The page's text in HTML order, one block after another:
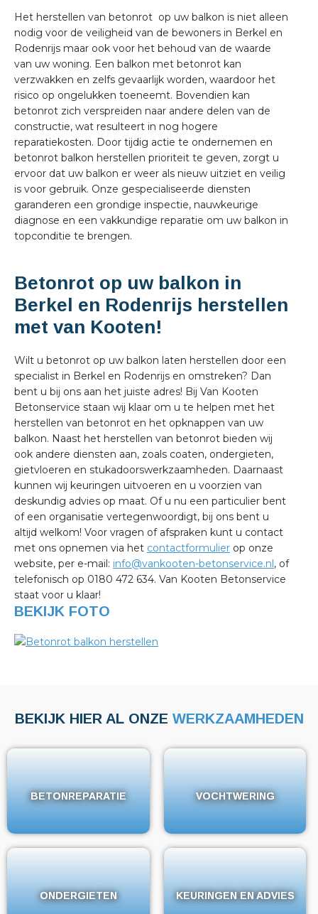
Het herstellen van betonrot op uw balkon is niet alleen
nodig voor de veiligheid van de bewoners in Berkel en
Rodenrijs maar ook voor het behoud van de waarde
van uw woning. Een balkon met betonrot kan
verzwakken en zelfs gevaarlijk worden, waardoor het
risico op ongelukken toeneemt. Bovendien kan
betonrot zich verspreiden naar andere delen van de
constructie, wat resulteert in nog hogere
reparatiekosten. Door tijdig actie te ondernemen en
betonrot balkon herstellen prioriteit te geven, zorgt u
ervoor dat uw balkon er weer als nieuw uitziet en veilig
is voor gebruik. Onze gespecialiseerde diensten
garanderen een grondige inspectie, nauwkeurige
diagnose en een vakkundige reparatie om uw balkon in
topconditie te brengen.
Betonrot op uw balkon in
Berkel en Rodenrijs herstellen
met van Kooten!
Wilt u betonrot op uw balkon laten herstellen door een
specialist in Berkel en Rodenrijs en omstreken? Dan
bent u bij ons aan het juiste adres! Bij Van Kooten
Betonservice staan wij klaar om u te helpen met het
herstellen van betonrot en het opknappen van uw
balkon. Naast het herstellen van betonrot bieden wij
ook andere diensten aan, zoals coaten, ondergieten,
gietvloeren en stukadoorswerkzaamheden. Daarnaast
kunnen wij keuringen uitvoeren en u voorzien van
deskundig advies op maat. Of u nu een particulier bent
of een organisatie vertegenwoordigt, bij ons bent u
altijd welkom! Voor vragen of afspraken kunt u contact
met ons opnemen via het contactformulier op onze
website, per e-mail: info@vankooten-betonservice.nl, of
telefonisch op 0180 472 634. Van Kooten Betonservice
staat voor u klaar!
BEKIJK FOTO
BEKIJK HIER AL ONZE WERKZAAMHEDEN
BETONREPARATIE
BETONREPARATIE VOCHTWERING
VOCHTWERING
ONDERGIETEN
ONDERGIETEN KEURINGEN EN ADVIES
KEURINGEN EN ADVIES